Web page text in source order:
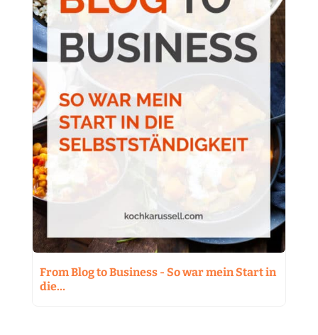
From Blog to Business - So war mein Start in
die…